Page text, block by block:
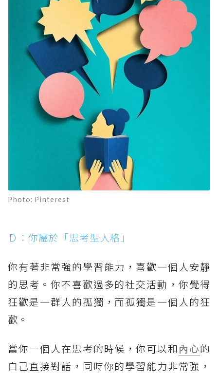
Photo: Pinterest
Ｄ：你屬於「思考型人格」
你有著非常強的學習能力，喜歡一個人安靜
的思考。你不喜歡過多的社交活動，你覺得
狂歡是一群人的孤獨，而孤獨是一個人的狂
歡。
當你一個人在思考的時候，你可以和內心的
自己直接對話，同時你的學習能力非常強，